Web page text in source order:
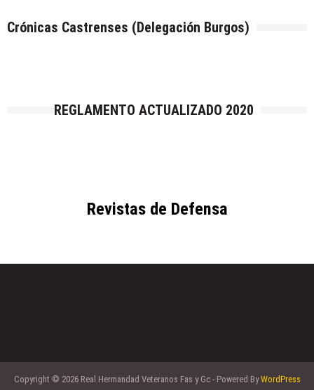
Crónicas Castrenses (Delegación Burgos)
REGLAMENTO ACTUALIZADO 2020
Revistas de Defensa
Copyright © 2026 Real Hermandad Veteranos Fas y Gc - Powered ByWordPress